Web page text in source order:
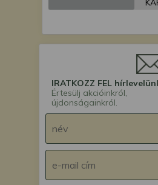
IRATKOZZ FEL
Értesülj akcióinkról,
újdonságainkról.